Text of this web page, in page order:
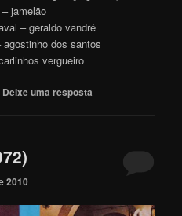
jamelão
– geraldo vandré
dos santos
vergueiro
Deixe uma resposta
2010